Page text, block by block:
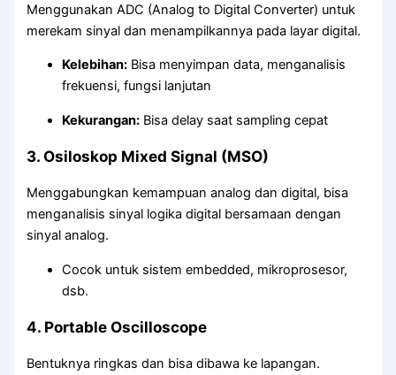
Menggunakan ADC (Analog to Digital Converter) untuk
merekam sinyal dan menampilkannya pada layar digital.
Kelebihan: Bisa menyimpan data, menganalisis
frekuensi, fungsi lanjutan
Kekurangan: Bisa delay saat sampling cepat
3. Osiloskop Mixed Signal (MSO)
Menggabungkan kemampuan analog dan digital, bisa
menganalisis sinyal logika digital bersamaan dengan
sinyal analog.
Cocok untuk sistem embedded, mikroprosesor,
dsb.
4. Portable Oscilloscope
Bentuknya ringkas dan bisa dibawa ke lapangan.